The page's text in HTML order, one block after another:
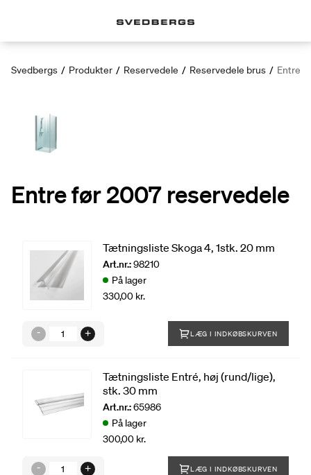
Svedbergs / Produkter / Reservedele / Reservedele brus / Entre
Entre før 2007 reservedele
Tætningsliste Skoga 4, 1stk. 20 mm
Art.nr.:98210
På lager
330,00 kr.
LÆG I INDKØBSKURVEN
Tætningsliste Entré, høj (rund/lige),
stk. 30 mm
Art.nr.:65986
På lager
300,00 kr.
LÆG I INDKØBSKURVEN